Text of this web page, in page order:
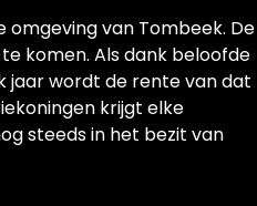
omgeving van Tombeek. De
komen. Als dank beloofde
jaar wordt de rente van dat
krijgt elke
steeds in het bezit van